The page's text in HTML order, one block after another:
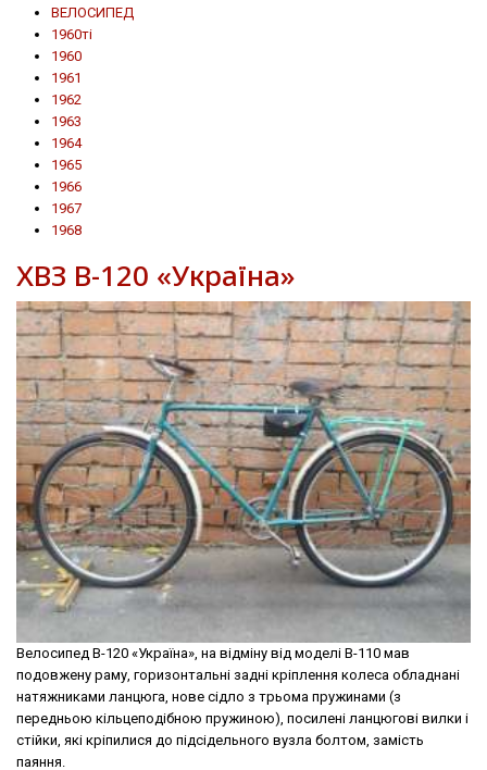
ВЕЛОСИПЕД
1960ті
1960
1961
1962
1963
1964
1965
1966
1967
1968
ХВЗ В-120 «Україна»
Велосипед В-120 «Україна», на відміну від моделі В-110 мав
подовжену раму, горизонтальні задні крiплення колеса обладнані
натяжниками ланцюга, нове сідло з трьома пружинами (з
передньою кільцеподібною пружиною), посилені ланцюгові вилки і
стійки, які кріпилися до підсідельного вузла болтом, замість
паяння.